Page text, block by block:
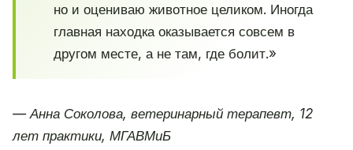
но и оцениваю животное целиком. Иногда
главная находка оказывается совсем в
другом месте, а не там, где болит.»
— Анна Соколова, ветеринарный терапевт, 12
лет практики, МГАВМиБ